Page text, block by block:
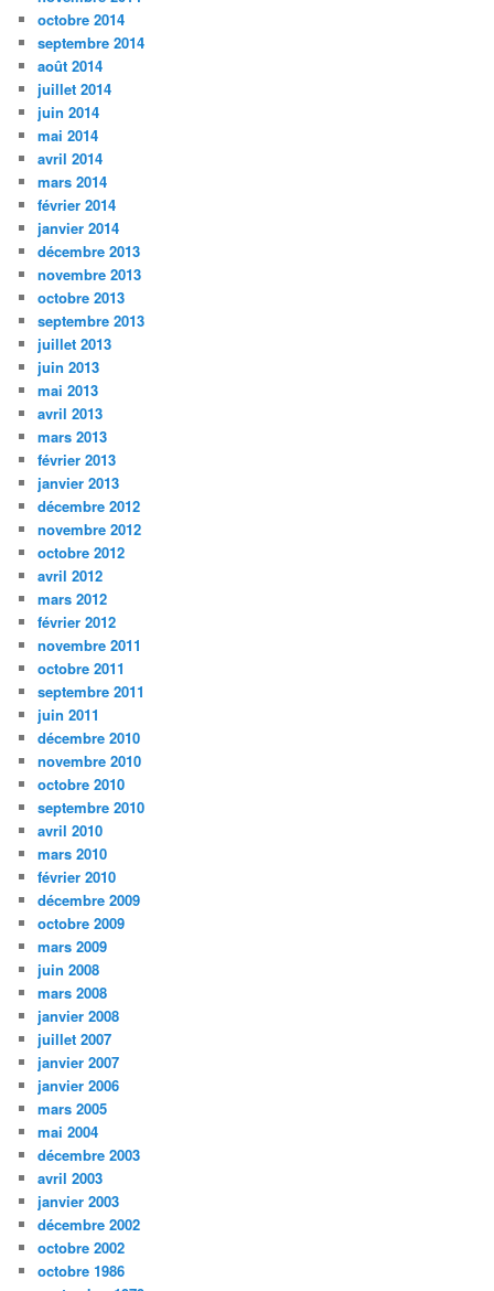
octobre 2014
septembre 2014
août 2014
juillet 2014
juin 2014
mai 2014
avril 2014
mars 2014
février 2014
janvier 2014
décembre 2013
novembre 2013
octobre 2013
septembre 2013
juillet 2013
juin 2013
mai 2013
avril 2013
mars 2013
février 2013
janvier 2013
décembre 2012
novembre 2012
octobre 2012
avril 2012
mars 2012
février 2012
novembre 2011
octobre 2011
septembre 2011
juin 2011
décembre 2010
novembre 2010
octobre 2010
septembre 2010
avril 2010
mars 2010
février 2010
décembre 2009
octobre 2009
mars 2009
juin 2008
mars 2008
janvier 2008
juillet 2007
janvier 2007
janvier 2006
mars 2005
mai 2004
décembre 2003
avril 2003
janvier 2003
décembre 2002
octobre 2002
octobre 1986